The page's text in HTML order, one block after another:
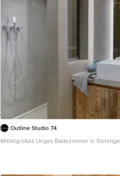
Outline Studio 74
Mittelgroßes Uriges Badezimmer in Sonstige